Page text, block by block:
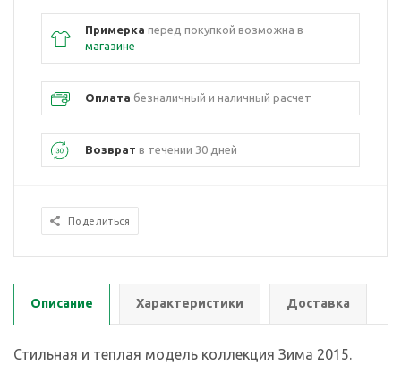
Примерка перед покупкой возможна в
магазине
Оплата безналичный и наличный расчет
Возврат в течении 30 дней
Поделиться
Описание Характеристики Доставка
Стильная и теплая модель коллекция Зима 2015.